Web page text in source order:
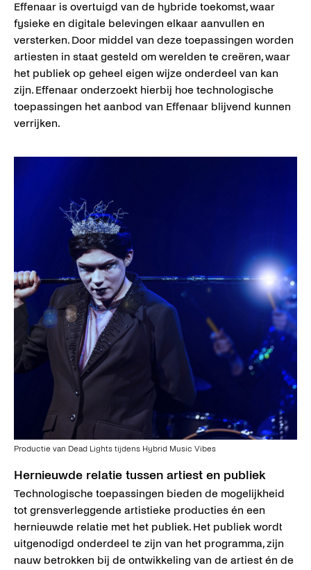
Effenaar is overtuigd van de hybride toekomst, waar
fysieke en digitale belevingen elkaar aanvullen en
versterken. Door middel van deze toepassingen worden
artiesten in staat gesteld om werelden te creëren, waar
het publiek op geheel eigen wijze onderdeel van kan
zijn. Effenaar onderzoekt hierbij hoe technologische
toepassingen het aanbod van Effenaar blijvend kunnen
verrijken.
Productie van Dead Lights tijdens Hybrid Music Vibes
Hernieuwde relatie tussen artiest en publiek
Technologische toepassingen bieden de mogelijkheid
tot grensverleggende artistieke producties én een
hernieuwde relatie met het publiek. Het publiek wordt
uitgenodigd onderdeel te zijn van het programma, zijn
nauw betrokken bij de ontwikkeling van de artiest én de